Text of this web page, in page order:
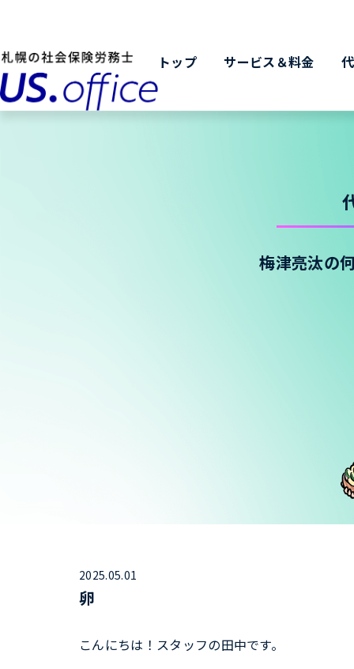
トップ サービス＆料金
梅津亮汰の
2025.05.01
卵
こんにちは！スタッフの田中です。